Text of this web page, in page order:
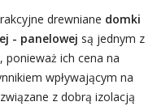
drewniane domki
- panelowej są jednym z
ich cena na
wpływającym na
z dobrą izolacją